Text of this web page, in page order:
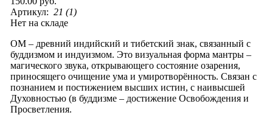
Артикул: 21 (1)
Нет на складе
ОМ – древний индийский и тибетский знак, связанный с
буддизмом и индуизмом. Это визуальная форма мантры –
магического звука, открывающего состояние озарения,
приносящего очищение ума и умиротворённость. Связан с
познанием и постижением высших истин, с наивысшей
Духовностью (в буддизме – достижение Освобождения и
Просветления.